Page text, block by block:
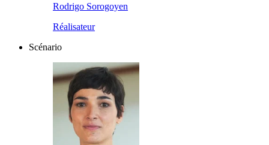
Rodrigo Sorogoyen
Réalisateur
Scénario